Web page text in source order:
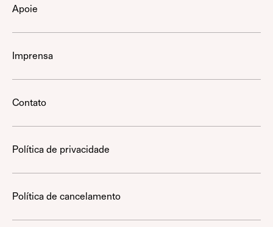
Apoie
Imprensa
Contato
Política de privacidade
Política de cancelamento